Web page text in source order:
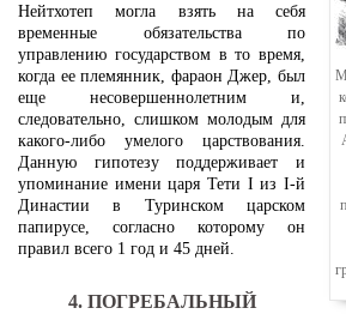
Нейтхотеп могла взять на себя
временные обязательства по
управлению государством в то время,
когда ее племянник, фараон Джер, был
еще несовершеннолетним и,
следовательно, слишком молодым для
какого-либо умелого царствования.
Данную гипотезу поддерживает и
упоминание имени царя Тети I из I-й
Династии в Туринском царском
папирусе, согласно которому он
правил всего 1 год и 45 дней.
4. ПОГРЕБАЛЬНЫЙ